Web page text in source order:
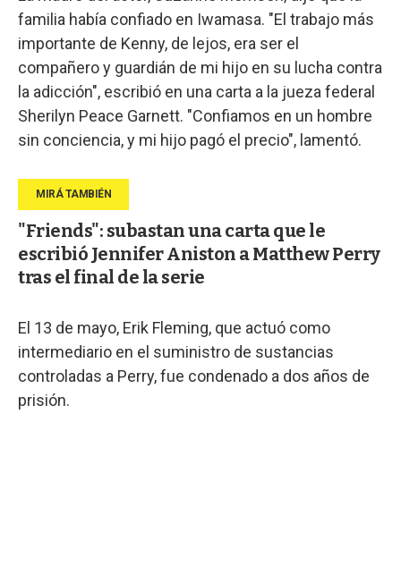
familia había confiado en Iwamasa. "El trabajo más
importante de Kenny, de lejos, era ser el
compañero y guardián de mi hijo en su lucha contra
la adicción", escribió en una carta a la jueza federal
Sherilyn Peace Garnett. "Confiamos en un hombre
sin conciencia, y mi hijo pagó el precio", lamentó.
"Friends": subastan una carta que le
escribió Jennifer Aniston a Matthew Perry
tras el final de la serie
El 13 de mayo, Erik Fleming, que actuó como
intermediario en el suministro de sustancias
controladas a Perry, fue condenado a dos años de
prisión.